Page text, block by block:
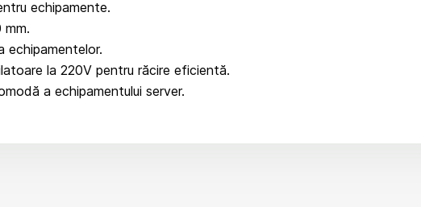
echipamente.
mm.
echipamentelor.
la 220V pentru răcire eficientă.
a echipamentului server.